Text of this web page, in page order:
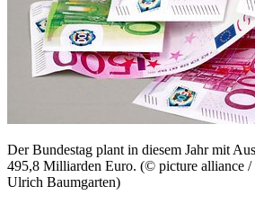
Der Bundestag plant in diesem Jahr mit
495,8 Milliarden Euro. (© picture alliance /
Ulrich Baumgarten)